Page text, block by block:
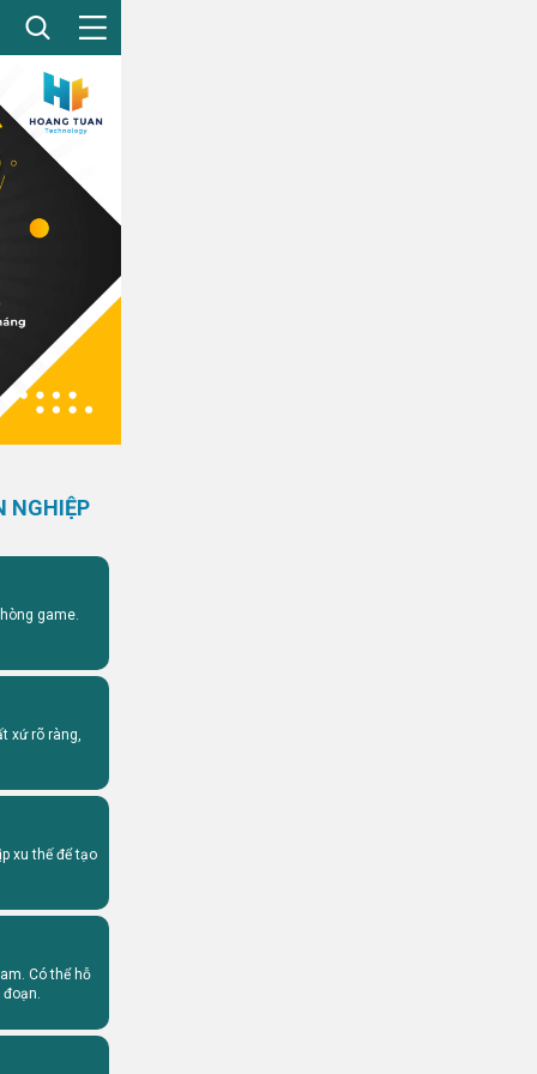
NGHIỆP
game.
xứ rõ ràng,
xu thế để tạo
Có thể hỗ